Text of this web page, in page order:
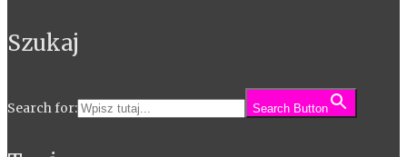
Szukaj
Search for: Search Button